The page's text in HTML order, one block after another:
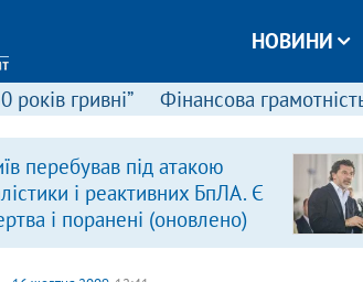
НОВИНИ
років гривні” Фінансова
перебував під атакою
і реактивних БпЛА. Є
і поранені (оновлено)